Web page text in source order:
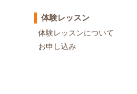
体験レッスン
体験レッスンについて
お申し込み